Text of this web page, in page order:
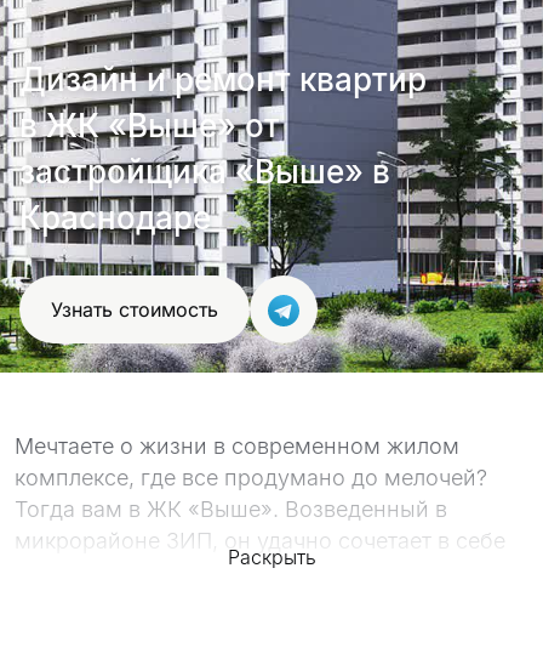
Обсудить
Дизайн и ремонт квартир
в ЖК «Выше» от
застройщика «Выше» в
Краснодаре
Узнать стоимость
Мечтаете о жизни в современном жилом
комплексе, где все продумано до мелочей?
Тогда вам в ЖК «Выше». Возведенный в
микрорайоне ЗИП, он удачно сочетает в себе
развитую инфраструктуру и спокойную
Раскрыть